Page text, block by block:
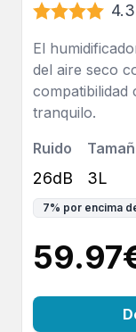
4.3
El
del aire seco
compatibilidad
tranquilo.
Ruido
26dB 3L
7% por encima
59.97